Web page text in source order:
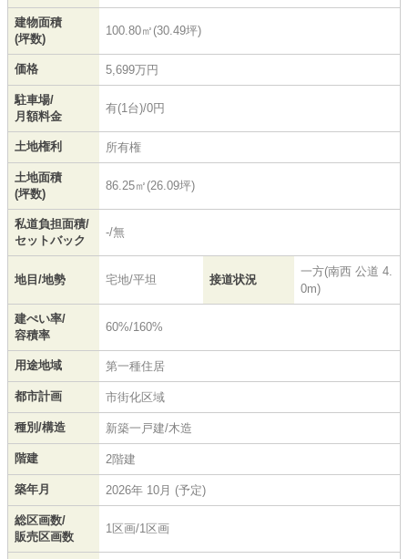
建物面積
(坪数)
100.80㎡(30.49坪)
価格 5,699万円
駐車場/
月額料金
有(1台)/0円
土地権利 所有権
土地面積
(坪数)
86.25㎡(26.09坪)
私道負担面積/
セットバック
-/無
地目/地勢 宅地/平坦 接道状況
一方(南西 公道 4.
0m)
建ぺい率/
容積率
60%/160%
用途地域 第一種住居
都市計画 市街化区域
種別/構造 新築一戸建/木造
階建 2階建
築年月 2026年 10月 (予定)
総区画数/
販売区画数
1区画/1区画